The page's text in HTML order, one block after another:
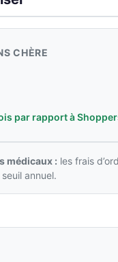
CHÈRE
par rapport à
médicaux : les frais
annuel.